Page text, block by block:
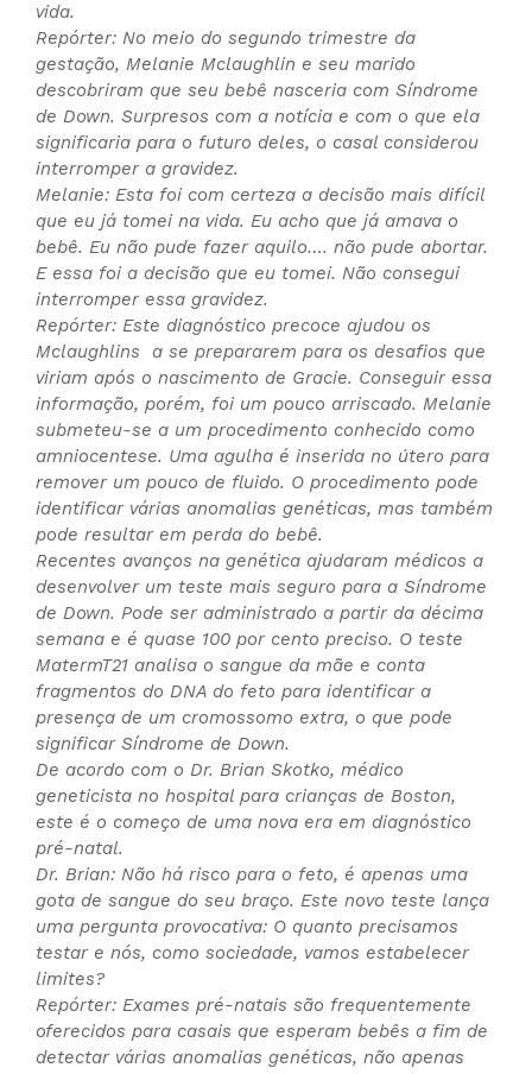
vida.
Repórter: No meio do segundo trimestre da
gestação, Melanie Mclaughlin e seu marido
descobriram que seu bebê nasceria com Síndrome
de Down. Surpresos com a notícia e com o que ela
significaria para o futuro deles, o casal considerou
interromper a gravidez.
Melanie: Esta foi com certeza a decisão mais difícil
que eu já tomei na vida. Eu acho que já amava o
bebê. Eu não pude fazer aquilo…. não pude abortar.
E essa foi a decisão que eu tomei. Não consegui
interromper essa gravidez.
Repórter: Este diagnóstico precoce ajudou os
Mclaughlins a se prepararem para os desafios que
viriam após o nascimento de Gracie. Conseguir essa
informação, porém, foi um pouco arriscado. Melanie
submeteu-se a um procedimento conhecido como
amniocentese. Uma agulha é inserida no útero para
remover um pouco de fluido. O procedimento pode
identificar várias anomalias genéticas, mas também
pode resultar em perda do bebê.
Recentes avanços na genética ajudaram médicos a
desenvolver um teste mais seguro para a Síndrome
de Down. Pode ser administrado a partir da décima
semana e é quase 100 por cento preciso. O teste
MatermT21 analisa o sangue da mãe e conta
fragmentos do DNA do feto para identificar a
presença de um cromossomo extra, o que pode
significar Síndrome de Down.
De acordo com o Dr. Brian Skotko, médico
geneticista no hospital para crianças de Boston,
este é o começo de uma nova era em diagnóstico
pré-natal.
Dr. Brian: Não há risco para o feto, é apenas uma
gota de sangue do seu braço. Este novo teste lança
uma pergunta provocativa: O quanto precisamos
testar e nós, como sociedade, vamos estabelecer
limites?
Repórter: Exames pré-natais são frequentemente
oferecidos para casais que esperam bebês a fim de
detectar várias anomalias genéticas, não apenas